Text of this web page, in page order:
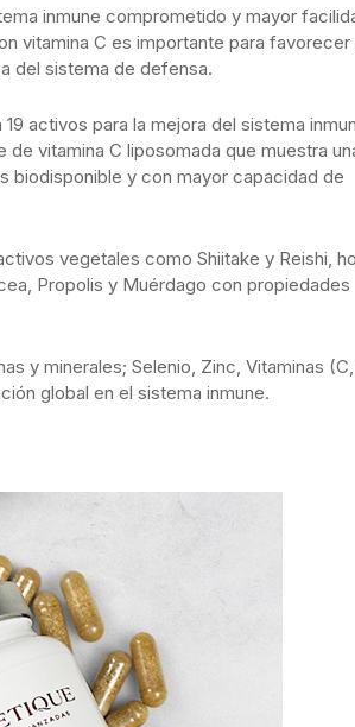
inmune comprometido y mayor
vitamina C es importante para favorecer
del sistema de defensa.
activos para la mejora del sistema
vitamina C liposomada que muestra
biodisponible y con mayor capacidad de
vegetales como Shiitake y Reishi,
Propolis y Muérdago con propiedades
y minerales; Selenio, Zinc, Vitaminas (C,
global en el sistema inmune.